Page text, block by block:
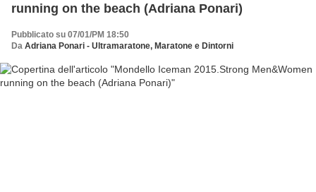
running on the beach (Adriana Ponari)
Pubblicato su 07/01/PM 18:50
Da Adriana Ponari - Ultramaratone, Maratone e Dintorni